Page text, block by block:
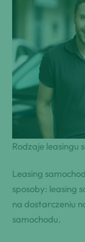
Rodzaje leasingu
Leasing
sposoby: leasing
na dostarczeniu
samochodu.